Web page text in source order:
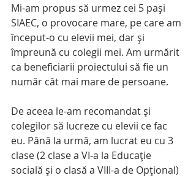
Mi-am propus să urmez cei 5 paşi
SIAEC, o provocare mare, pe care am
început-o cu elevii mei, dar şi
împreună cu colegii mei. Am urmărit
ca beneficiarii proiectului să fie un
număr cât mai mare de persoane.
De aceea le-am recomandat şi
colegilor să lucreze cu elevii ce fac
eu. Până la urmă, am lucrat eu cu 3
clase (2 clase a VI-a la Educaţie
socială şi o clasă a VIII-a de Opţional)